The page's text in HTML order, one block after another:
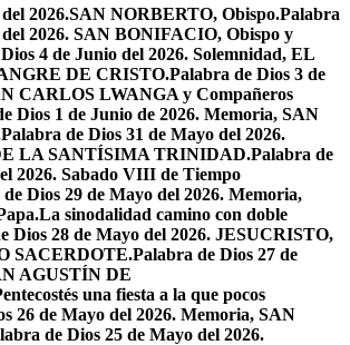
2026.SAN NORBERTO, Obispo.Palabra
2026. SAN BONIFACIO, Obispo y
4 de Junio del 2026. Solemnidad, EL
DE CRISTO.Palabra de Dios 3 de
CARLOS LWANGA y Compañeros
Dios 1 de Junio de 2026. Memoria, SAN
Palabra de Dios 31 de Mayo del 2026.
LA SANTÍSIMA TRINIDAD.Palabra de
2026. Sabado VIII de Tiempo
Dios 29 de Mayo del 2026. Memoria,
La sinodalidad camino con doble
Dios 28 de Mayo del 2026. JESUCRISTO,
SACERDOTE.Palabra de Dios 27 de
AGUSTÍN DE
una fiesta a la que pocos
26 de Mayo del 2026. Memoria, SAN
de Dios 25 de Mayo del 2026.